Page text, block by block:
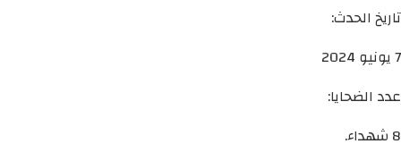
تاريخ الحدث:
7 يونيو 2024
عدد الضحايا:
8 شهداء.